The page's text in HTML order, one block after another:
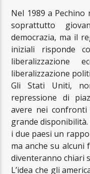
Nel 1989 a
soprattutto
democrazia, ma il
iniziali risponde
liberalizzazione
liberalizzazione
Gli Stati Uniti,
repressione di
avere nei
grande
i due paesi un
ma anche su alcuni
diventeranno chiari
L’idea che gli